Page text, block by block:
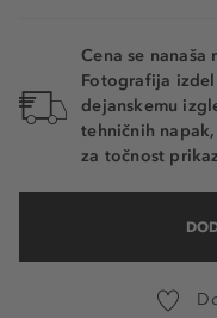
Cena se
Fotografija
dejanskemu
tehničnih
za točnost